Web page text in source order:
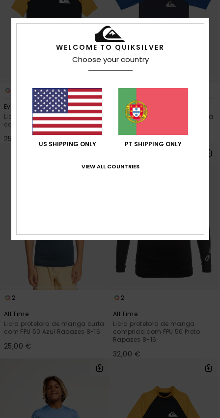
Everyday Upf50
Licra protetora de manga curta
com UPF 50 Preto Rapazes 2-7
25,00 €
2
Everyday Upf50
Licra protetora de manga curta
com UPF 50 Azul Rapazes 2-7
2
All Time
Licra protetora de manga curta
com FPU 50 Azul Rapazes 8-16
25,00 €
2
All Time
Licra protetora de manga
comprida com FPU 50 Preto
Rapazes 8-16
32,00 €
WELCOME TO QUIKSILVER
Choose your country
US SHIPPING ONLY PT SHIPPING ONLY
VIEW ALL COUNTRIES